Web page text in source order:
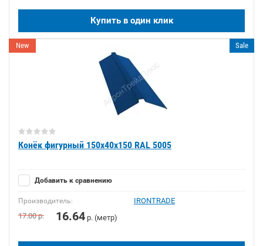
Купить в один клик
New Sale
Конёк фигурный 150х40х150 RAL 5005
Добавить к сравнению
Производитель:
IRONTRADE
17.00р. 16.64 р. (метр)